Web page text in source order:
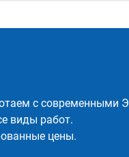
с современными
виды работ.
цены.